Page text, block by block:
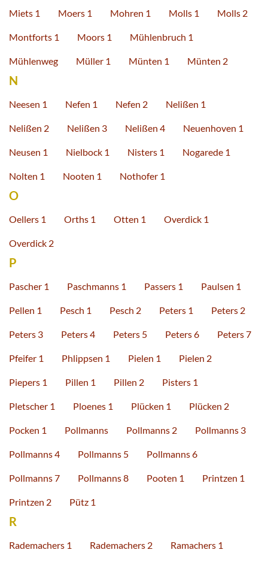
Miets 1 Moers 1 Mohren 1 Molls 1 Molls 2
Montforts 1 Moors 1 Mühlenbruch 1
Mühlenweg Müller 1 Münten 1 Münten 2
N
Neesen 1 Nefen 1 Nefen 2 Nelißen 1
Nelißen 2 Nelißen 3 Nelißen 4 Neuenhoven 1
Neusen 1 Nielbock 1 Nisters 1 Nogarede 1
Nolten 1 Nooten 1 Nothofer 1
O
Oellers 1 Orths 1 Otten 1 Overdick 1
Overdick 2
P
Pascher 1 Paschmanns 1 Passers 1 Paulsen 1
Pellen 1 Pesch 1 Pesch 2 Peters 1 Peters 2
Peters 3 Peters 4 Peters 5 Peters 6 Peters 7
Pfeifer 1 Phlippsen 1 Pielen 1 Pielen 2
Piepers 1 Pillen 1 Pillen 2 Pisters 1
Pletscher 1 Ploenes 1 Plücken 1 Plücken 2
Pocken 1 Pollmanns Pollmanns 2 Pollmanns 3
Pollmanns 4 Pollmanns 5 Pollmanns 6
Pollmanns 7 Pollmanns 8 Pooten 1 Printzen 1
Printzen 2 Pütz 1
R
Rademachers 1 Rademachers 2 Ramachers 1